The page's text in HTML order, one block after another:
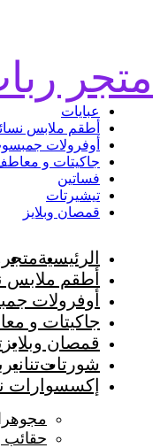
متجر
الرئيسيةمتجر
أطقم ملابس
أوفرولات
جاكيتات و
قمصان وبلايز
شورتاتتنانير
إكسسوارات
حقائب
عبايات
أطقم ملابس
أوفرولات
جاكيتات و
فساتين
تيشيرتات
قمصان وبلايز